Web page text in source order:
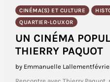
CINÉMA(S) ET CULTURE
QUARTIER-LOUXOR
UN CINÉMA
THIERRY PAQUOT
by Emmanuelle Lallementfévrier